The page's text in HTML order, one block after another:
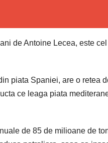
de Antoine Lecea, este
piata Spaniei, are o retea
ce leaga piata
de 85 de milioane de